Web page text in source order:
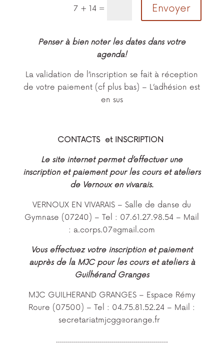
7 + 14 = Envoyer
Penser à bien noter les dates dans votre
agenda!
La validation de l’inscription se fait à réception
de votre paiement (cf plus bas) – L’adhésion est
en sus
CONTACTS et INSCRIPTION
Le site internet permet d’effectuer une
inscription et paiement pour les cours et ateliers
de Vernoux en vivarais.
VERNOUX EN VIVARAIS – Salle de danse du
Gymnase (07240) – Tel : 07.61.27.98.54 – Mail
: a.corps.07@gmail.com
Vous effectuez votre inscription et paiement
auprès de la MJC pour les cours et ateliers à
Guilhérand Granges
MJC GUILHERAND GRANGES – Espace Rémy
Roure (07500) – Tel : 04.75.81.52.24 – Mail :
secretariatmjcgg@orange.fr
………………………………………………..